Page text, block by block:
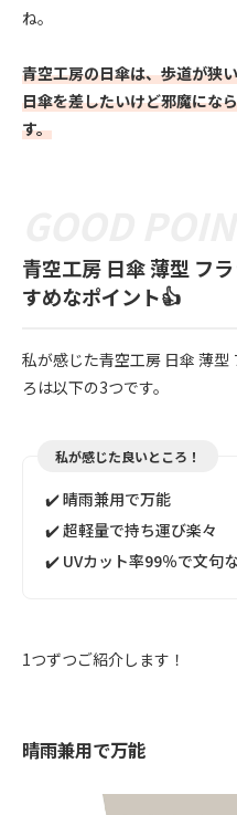
ね。
青空工房の日傘は、歩道が狭
日傘を差したいけど邪魔にな
す。
青空工房 日傘 薄型 フ
すめなポイント👍
私が感じた青空工房 日傘 薄型
ろは以下の3つです。
私が感じた良いところ！
✔️ 晴雨兼用で万能
✔️ 超軽量で持ち運び楽々
✔️ UVカット率99％で文句
1つずつご紹介します！
晴雨兼用で万能